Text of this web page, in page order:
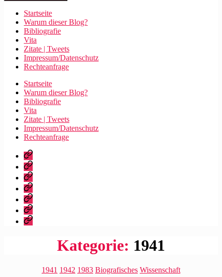
Startseite
Warum dieser Blog?
Bibliografie
Vita
Zitate | Tweets
Impressum/Datenschutz
Rechteanfrage
Startseite
Warum dieser Blog?
Bibliografie
Vita
Zitate | Tweets
Impressum/Datenschutz
Rechteanfrage
Startseite
Warum
dieser
Blog?
Bibliografie
Vita
Zitate
|
Tweets
Impressum/Datenschutz
Rechteanfrage
Kategorie: 1941
Kategorien
1941 1942 1983 Biografisches Wissenschaft